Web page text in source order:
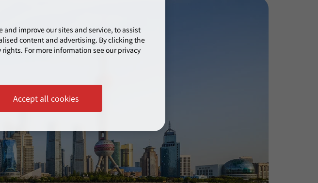
improve our sites and service, to assist
content and advertising. By clicking the
For more information see our privacy
Accept all cookies